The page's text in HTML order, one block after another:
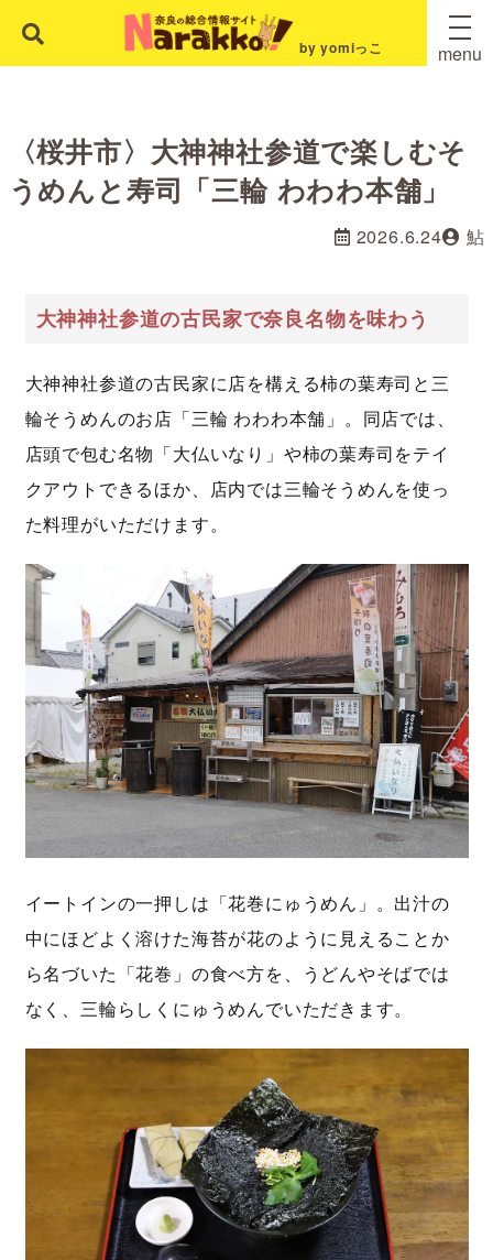
by yomiっこ menu
〈桜井市〉大神神社参道で楽しむそ
うめんと寿司「三輪 わわわ本舗」
2026.6.24 鮎
大神神社参道の古民家で奈良名物を味わう
大神神社参道の古民家に店を構える柿の葉寿司と三
輪そうめんのお店「三輪 わわわ本舗」。同店では、
店頭で包む名物「大仏いなり」や柿の葉寿司をテイ
クアウトできるほか、店内では三輪そうめんを使っ
た料理がいただけます。
イートインの一押しは「花巻にゅうめん」。出汁の
中にほどよく溶けた海苔が花のように見えることか
ら名づいた「花巻」の食べ方を、うどんやそばでは
なく、三輪らしくにゅうめんでいただきます。